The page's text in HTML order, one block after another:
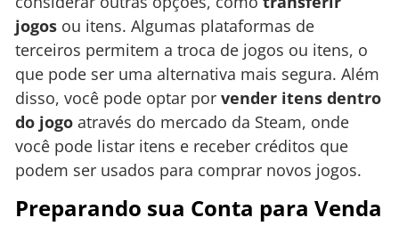
jogos ou itens. Algumas plataformas de
terceiros permitem a troca de jogos ou itens, o
que pode ser uma alternativa mais segura. Além
disso, você pode optar por vender itens dentro
do jogo através do mercado da Steam, onde
você pode listar itens e receber créditos que
podem ser usados para comprar novos jogos.
Preparando sua Conta para Venda